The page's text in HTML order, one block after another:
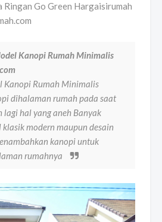
Ringan Go Green Hargaisirumah
Kanopi Rumah Minimalis
Kanopi Rumah Minimalis
dihalaman rumah pada saat
lagi hal yang aneh Banyak
modern maupun desain
kanopi untuk
rumahnya